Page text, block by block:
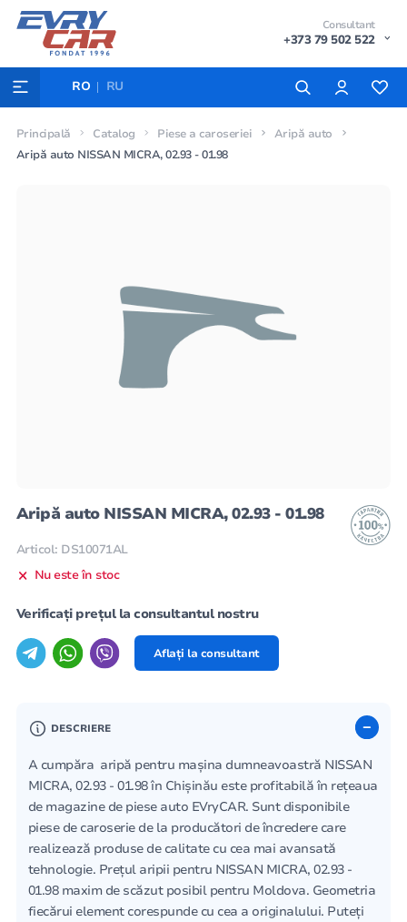
Consultant
+373 79 502 522
RO RU
Principală Catalog Piese a caroseriei
Aripă auto
Aripă auto NISSAN MICRA, 02.93 - 01.98
Aripă auto NISSAN MICRA, 02.93 - 01.98
Articol: DS10071AL
Nu este în stoc
Verificați prețul la consultantul nostru
Aflați la consultant
DESCRIERE
A cumpăra aripă pentru mașina dumneavoastră NISSAN
MICRA, 02.93 - 01.98 în Chișinău este profitabilă în rețeaua
de magazine de piese auto EVryCAR. Sunt disponibile
piese de caroserie de la producători de încredere care
realizează produse de calitate cu cea mai avansată
tehnologie. Prețul aripii pentru NISSAN MICRA, 02.93 -
01.98 maxim de scăzut posibil pentru Moldova. Geometria
fiecărui element corespunde cu cea a originalului. Puteți